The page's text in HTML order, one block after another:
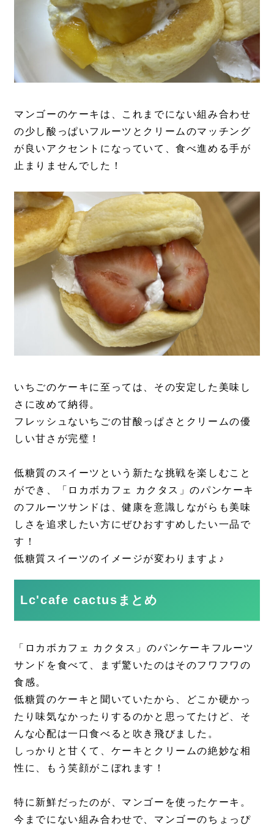
マンゴーのケーキは、これまでにない組み合わせ
の少し酸っぱいフルーツとクリームのマッチング
が良いアクセントになっていて、食べ進める手が
止まりませんでした！
いちごのケーキに至っては、その安定した美味し
さに改めて納得。
フレッシュないちごの甘酸っぱさとクリームの優
しい甘さが完璧！
低糖質のスイーツという新たな挑戦を楽しむこと
ができ、「ロカボカフェ カクタス」のパンケーキ
のフルーツサンドは、健康を意識しながらも美味
しさを追求したい方にぜひおすすめしたい一品で
す！
低糖質スイーツのイメージが変わりますよ♪
Lc'cafe cactus まとめ
「ロカボカフェ カクタス」のパンケーキフルーツ
サンドを食べて、まず驚いたのはそのフワフワの
食感。
低糖質のケーキと聞いていたから、どこか硬かっ
たり味気なかったりするのかと思ってたけど、そ
んな心配は一口食べると吹き飛びました。
しっかりと甘くて、ケーキとクリームの絶妙な相
性に、もう笑顔がこぼれます！
特に新鮮だったのが、マンゴーを使ったケーキ。
今までにない組み合わせで、マンゴーのちょっぴ